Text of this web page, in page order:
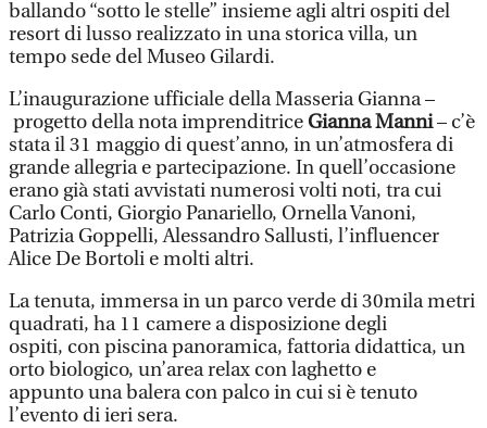
ballando “sotto le stelle” insieme agli altri ospiti del
resort di lusso realizzato in una storica villa, un
tempo sede del Museo Gilardi.
L’inaugurazione ufficiale della Masseria Gianna –
progetto della nota imprenditriceGianna Manni– c’è
stata il 31 maggio di quest’anno, in un’atmosfera di
grande allegria e partecipazione. In quell’occasione
erano già stati avvistati numerosi volti noti, tra cui
Carlo Conti, Giorgio Panariello, Ornella Vanoni,
Patrizia Goppelli, Alessandro Sallusti, l’influencer
Alice De Bortoli e molti altri.
La tenuta, immersa in un parco verde di 30mila metri
quadrati, ha 11 camere a disposizione degli
ospiti, con piscina panoramica, fattoria didattica, un
orto biologico, un’area relax con laghetto e
appunto una balera con palco in cui si è tenuto
l’evento di ieri sera.